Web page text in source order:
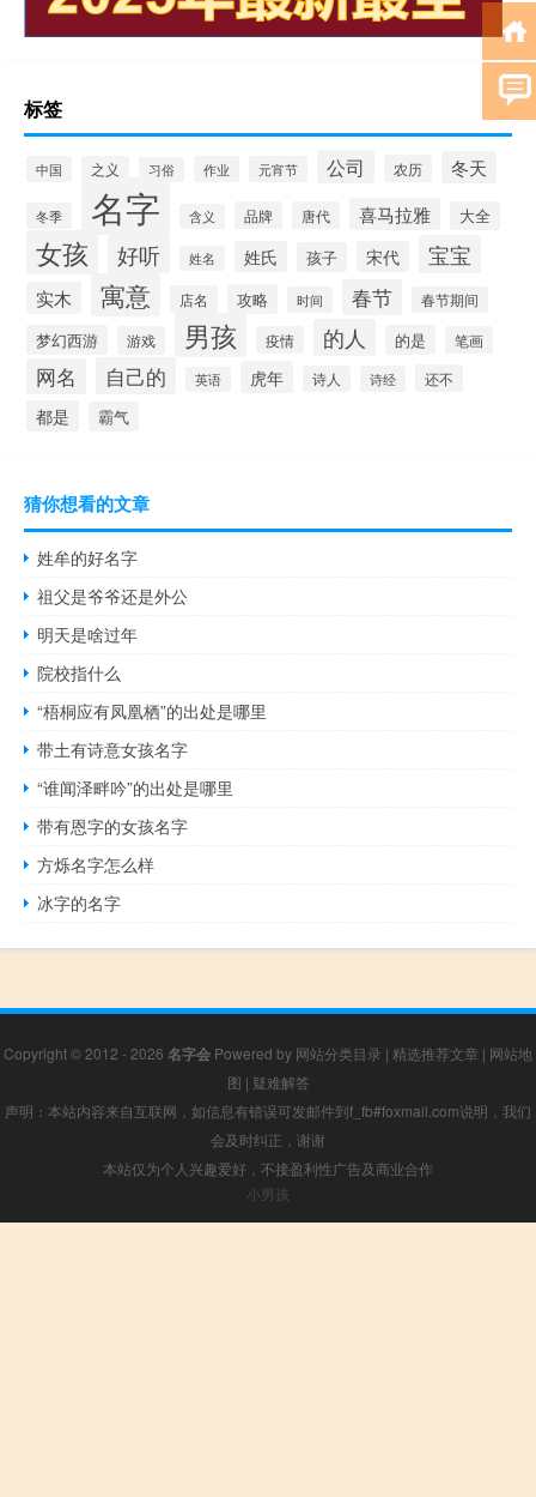
标签
中国 之义 习俗 作业 元宵节 公司 农历 冬天
冬季 名字 含义 品牌 唐代 喜马拉雅 大全
女孩 好听 姓名 姓氏 孩子 宋代 宝宝
实木 寓意 店名 攻略 时间 春节 春节期间
梦幻西游 游戏 男孩 疫情 的人 的是 笔画
网名 自己的 英语 虎年 诗人 诗经 还不
都是 霸气
猜你想看的文章
姓牟的好名字
祖父是爷爷还是外公
明天是啥过年
院校指什么
“梧桐应有凤凰栖”的出处是哪里
带土有诗意女孩名字
“谁闻泽畔吟”的出处是哪里
带有恩字的女孩名字
方烁名字怎么样
冰字的名字
Copyright © 2012 - 2026 名字会 Powered by 网站分类目录 | 精选推荐文章 | 网站地
图 | 疑难解答
声明：本站内容来自互联网，如信息有错误可发邮件到f_fb#foxmail.com说明，我们
会及时纠正，谢谢
本站仅为个人兴趣爱好，不接盈利性广告及商业合作
小男孩